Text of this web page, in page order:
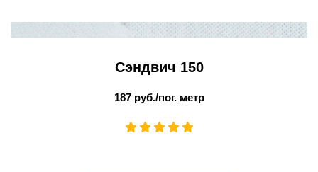
Сэндвич 150
187 руб./пог. метр